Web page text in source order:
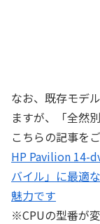
なお、既存モデ
ますが、「全然
こちらの記事を
HP Pavilion 14-
バイル」に最適
魅力です
※CPUの型番が